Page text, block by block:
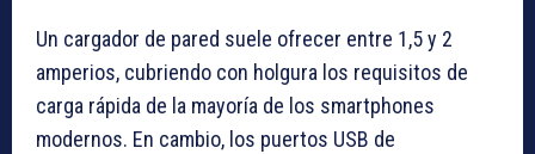
Un cargador de pared suele ofrecer entre 1,5 y 2
amperios, cubriendo con holgura los requisitos de
carga rápida de la mayoría de los smartphones
modernos. En cambio, los puertos USB de